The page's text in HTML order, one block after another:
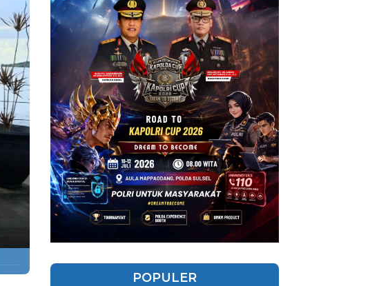
POPULER